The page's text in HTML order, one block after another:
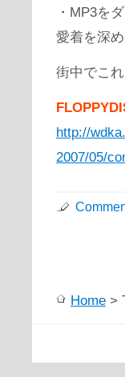
・MP3を
愛着を深め
街中でこ
http://
2007/05/
Home >